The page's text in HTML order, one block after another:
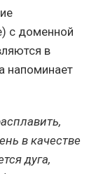
с доменной
в
напоминает
в качестве
дуга,